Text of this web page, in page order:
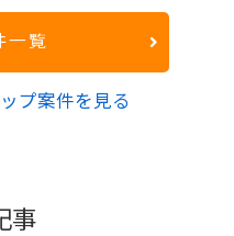
一覧
プ案件を見る
事